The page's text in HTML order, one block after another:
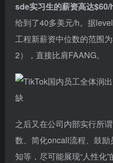
sde实习生的薪资高达$60/
给到了40多美元/h。据
工程新薪资中位数的范围
2），直接比肩FAANG。
之后又在公司内部实行所
数、简化oncall流程、鼓
知等，尽可能展现“人性化”